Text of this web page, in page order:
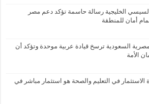
السيسي الخليجية رسالة حاسمة تؤكد دعم مصر
أمان للمنطقة
السعودية ترسخ قيادة عربية موحدة وتؤكد أن
الأمة
الاستثمار في التعليم والصحة هو استثمار مباشر في